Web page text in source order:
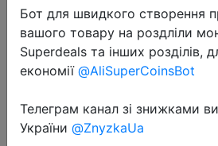
2019-12-30
Бот для швидкого створення
вашого товару на роздліли
Superdeals та інших розділів,
економії @AliSuperCoinsBot
Телеграм канал зі знижками
України @ZnyzkaUa